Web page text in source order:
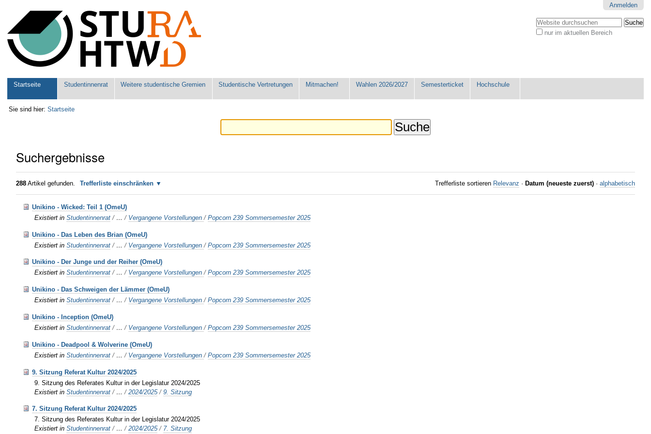
Werkzeuge
Anmelden
Website durchsuchen
nur im aktuellen Bereich
Sektionen
Startseite Studentinnenrat Weitere studentische Gremien Studentische Vertretungen Mitmachen! Wahlen 2026/2027 Semesterticket Hochschule
Sie sind hier: Startseite
Suchergebnisse
288 Artikel gefunden. Trefferliste einschränken Trefferliste sortieren Relevanz · Datum (neueste zuerst) · alphabetisch
Unikino - Wicked: Teil 1 (OmeU)
Existiert in Studentinnenrat / …/ Vergangene Vorstellungen/Popcorn 239 Sommersemester 2025
Unikino - Das Leben des Brian (OmeU)
Existiert in Studentinnenrat / …/ Vergangene Vorstellungen/Popcorn 239 Sommersemester 2025
Unikino - Der Junge und der Reiher (OmeU)
Existiert in Studentinnenrat / …/ Vergangene Vorstellungen/Popcorn 239 Sommersemester 2025
Unikino - Das Schweigen der Lämmer (OmeU)
Existiert in Studentinnenrat / …/ Vergangene Vorstellungen/Popcorn 239 Sommersemester 2025
Unikino - Inception (OmeU)
Existiert in Studentinnenrat / …/ Vergangene Vorstellungen/Popcorn 239 Sommersemester 2025
Unikino - Deadpool & Wolverine (OmeU)
Existiert in Studentinnenrat / …/ Vergangene Vorstellungen/Popcorn 239 Sommersemester 2025
9. Sitzung Referat Kultur 2024/2025
9. Sitzung des Referates Kultur in der Legislatur 2024/2025
Existiert in Studentinnenrat / …/2024/2025 /9. Sitzung
7. Sitzung Referat Kultur 2024/2025
7. Sitzung des Referates Kultur in der Legislatur 2024/2025
Existiert in Studentinnenrat / …/2024/2025 / 7. Sitzung